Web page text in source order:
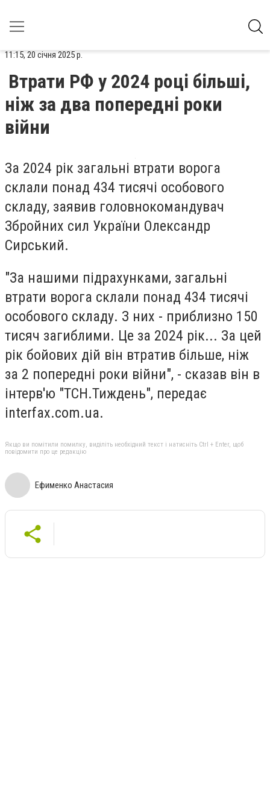
11:15, 20 січня 2025 р.
Втрати РФ у 2024 році більші,
ніж за два попередні роки
війни
За 2024 рік загальні втрати ворога
склали понад 434 тисячі особового
складу, заявив головнокомандувач
Збройних сил України Олександр
Сирський.
"За нашими підрахунками, загальні
втрати ворога склали понад 434 тисячі
особового складу. З них - приблизно 150
тисяч загиблими. Це за 2024 рік... За цей
рік бойових дій він втратив більше, ніж
за 2 попередні роки війни", - сказав він в
інтерв'ю "ТСН.Тиждень", передає
interfax.com.ua.
Якщо ви помітили помилку, виділіть необхідний текст і натисніть Ctrl + Enter, щоб
повідомити про це редакцію
Ефименко Анастасия